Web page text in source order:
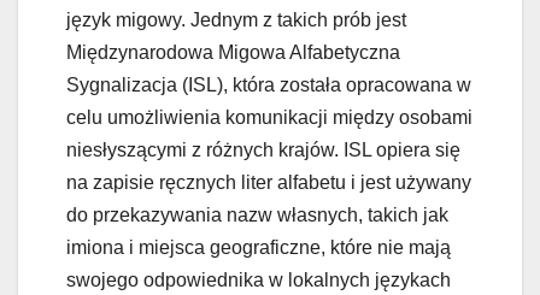
język migowy. Jednym z takich prób jest
Międzynarodowa Migowa Alfabetyczna
Sygnalizacja (ISL), która została opracowana w
celu umożliwienia komunikacji między osobami
niesłyszącymi z różnych krajów. ISL opiera się
na zapisie ręcznych liter alfabetu i jest używany
do przekazywania nazw własnych, takich jak
imiona i miejsca geograficzne, które nie mają
swojego odpowiednika w lokalnych językach